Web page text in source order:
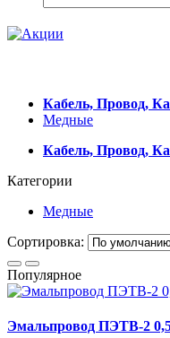
Кабель, Провод,
Медные
Кабель, Провод,
Категории
Медные
Сортировка:
Популярное
Эмальпровод ПЭТВ-2